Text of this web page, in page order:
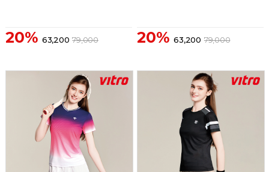
20% 63,200 79,000 20% 63,200 79,000